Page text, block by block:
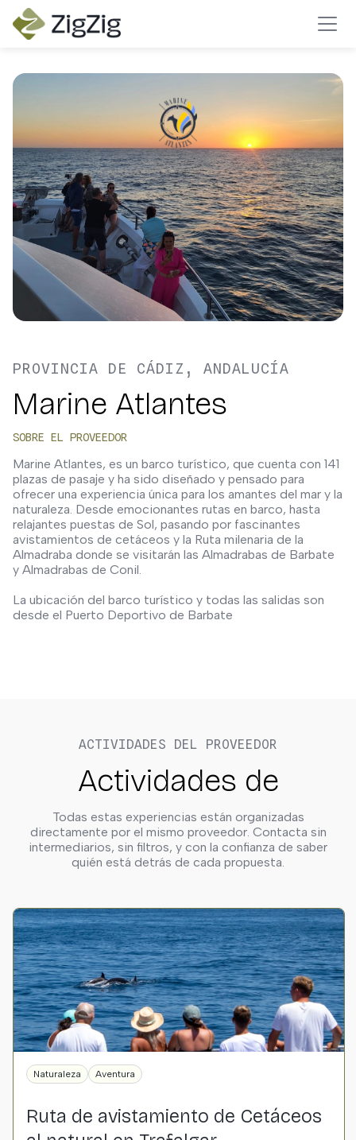
PROVINCIA DE CÁDIZ, ANDALUCÍA
Marine Atlantes
SOBRE EL PROVEEDOR
Marine Atlantes, es un barco turístico, que cuenta con 141
plazas de pasaje y ha sido diseñado y pensado para
ofrecer una experiencia única para los amantes del mar y la
naturaleza. Desde emocionantes rutas en barco, hasta
relajantes puestas de Sol, pasando por fascinantes
avistamientos de cetáceos y la Ruta milenaria de la
Almadraba donde se visitarán las Almadrabas de Barbate
y Almadrabas de Conil.
La ubicación del barco turístico y todas las salidas son
desde el Puerto Deportivo de Barbate
ACTIVIDADES DEL PROVEEDOR
Actividades de
Todas estas experiencias están organizadas
directamente por el mismo proveedor. Contacta sin
intermediarios, sin filtros, y con la confianza de saber
quién está detrás de cada propuesta.
Naturaleza Aventura
Ruta de avistamiento de Cetáceos